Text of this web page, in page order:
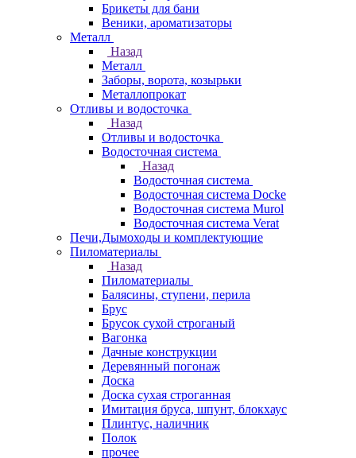
Брикеты для бани
Веники, ароматизаторы
Металл
Назад
Металл
Заборы, ворота, козырьки
Металлопрокат
Отливы и водосточка
Назад
Отливы и водосточка
Водосточная система
Назад
Водосточная система
Водосточная система Docke
Водосточная система Murol
Водосточная система Verat
Печи,Дымоходы и комплектующие
Пиломатериалы
Назад
Пиломатериалы
Балясины, ступени, перила
Брус
Брусок сухой строганый
Вагонка
Дачные конструкции
Деревянный погонаж
Доска
Доска сухая строганная
Имитация бруса, шпунт, блокхаус
Плинтус, наличник
Полок
прочее